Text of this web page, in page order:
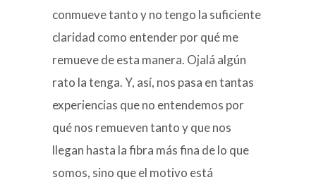
conmueve tanto y no tengo la suficiente
claridad como entender por qué me
remueve de esta manera. Ojalá algún
rato la tenga. Y, así, nos pasa en tantas
experiencias que no entendemos por
qué nos remueven tanto y que nos
llegan hasta la fibra más fina de lo que
somos, sino que el motivo está